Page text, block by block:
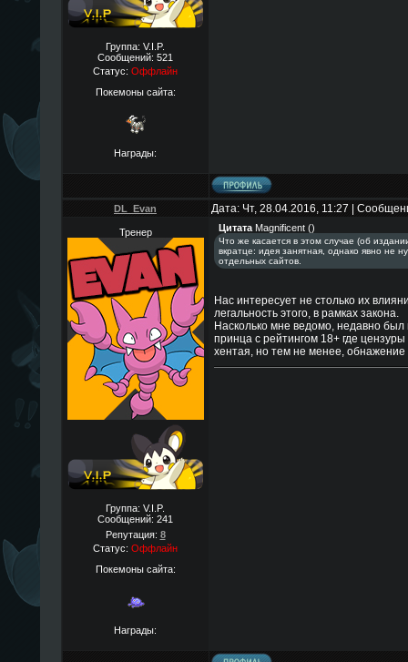
Группа: V.I.P.
Сообщений: 521
Статус: Оффлайн
Покемоны сайта:
Награды:
DL_Evan Дата: Чт, 28.04.2016, 11:27 |
Тренер
Группа: V.I.P.
Сообщений: 241
Репутация: 8
Статус: Оффлайн
Покемоны сайта:
Награды:
Цитата Magnificent()
Что же касается в этом случае (об
вкратце: идея занятная, однако явно не
отдельных сайтов.
Нас интересует не столько их
легальность этого, в рамках закона.
Насколько мне ведомо, недавно
принца с рейтингом 18+ где
хентая, но тем не менее, обнажение